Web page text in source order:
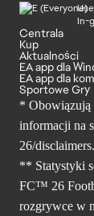
In-
Centrala
Kup
Aktualności
EA app dla
EA app dla
Sportowe Gry
* Obowiązują
informacji na
26/disclaimers.
** Statystyki
FC™ 26
rozgrywce w